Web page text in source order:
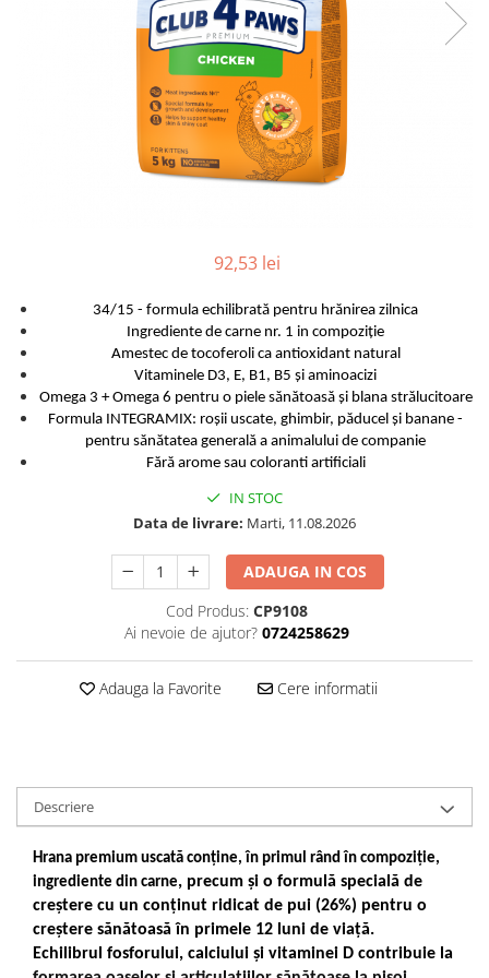
92,53 lei
34/15 - formula echilibrată pentru hrănirea zilnica
Ingrediente de carne nr. 1 in compoziție
Amestec de tocoferoli ca antioxidant natural
Vitaminele D3, E, B1, B5 și aminoacizi
Omega 3 + Omega 6 pentru o piele sănătoasă și blana strălucitoare
Formula INTEGRAMIX: roșii uscate, ghimbir, păducel și banane -
pentru sănătatea generală a animalului de companie
Fără arome sau coloranti artificiali
IN STOC
Data de livrare: Marti, 11.08.2026
ADAUGA IN COS
Cod Produs: CP9108
Ai nevoie de ajutor? 0724258629
Adauga la Favorite Cere informatii
Descriere
Hrana premium uscată conține, în primul rând în compoziție,
ingrediente din carne, precum și o formulă specială de
creștere cu un conținut ridicat de pui (26%) pentru o
creștere sănătoasă în primele 12 luni de viață.
Echilibrul fosforului, calciului și vitaminei D contribuie la